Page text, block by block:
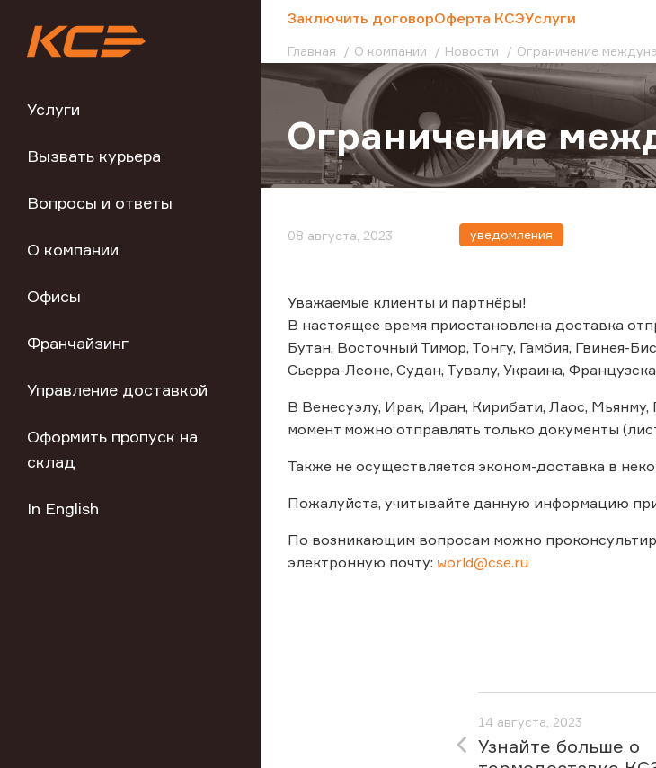
Услуги
Вызвать курьера
Вопросы и ответы
О компании
Офисы
Франчайзинг
Управление доставкой
Оформить пропуск на
склад
In English
Заключить договорОферта КСЭУслуги
Главная О компании Новости Ограничение
Ограничение
08 августа, 2023 уведомления
Уважаемые клиенты и партнёры!
В настоящее время приостановлена доставка
Бутан, Восточный Тимор, Тонгу, Гамбия, Гвинея-
Сьерра-Леоне, Судан, Тувалу, Украина,
В Венесуэлу, Ирак, Иран, Кирибати, Лаос,
момент можно отправлять только документы
Также не осуществляется эконом-доставка в
Пожалуйста, учитывайте данную информацию
По возникающим вопросам можно
электронную почту: world@cse.ru
14 августа, 2023
Узнайте больше о